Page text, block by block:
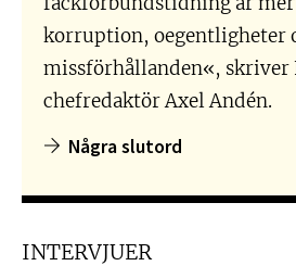
korruption, oegentligheter
missförhållanden«, skriver
chefredaktör Axel Andén.
Några slutord
INTERVJUER